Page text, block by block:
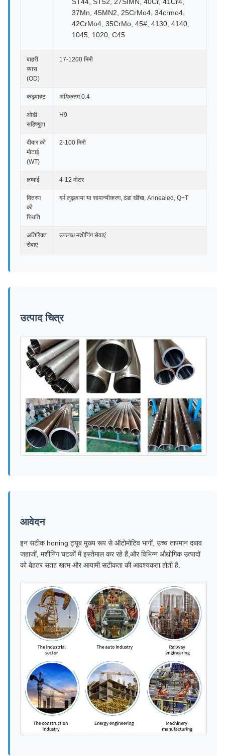
37Mn, 45MN2, 25CrMo4, 34crmo4,
42CrMo4, 35CrMo, 45#, 4130, 4140,
1045, 1020, C45
बाहरी
व्यास
(OD)
17-1200 मिमी
कड़वाहट अधिकतम 0.4
ओडी
सहिष्णुता
H9
दीवार की
मोटाई
(WT)
2-100 मिमी
लम्बाई 4-12 मीटर
वितरण
की
स्थिति
गर्म लुढ़काया या सामान्यीकरण, ठंडा खींचा, Annealed, Q+T
अतिरिक्त
सेवाएं
उपलब्ध मशीनिंग सेवाएं
उत्पाद चित्र
आवेदन
इन सटीक honing ट्यूब मुख्य रूप से ऑटोमोटिव भागों, उच्च तापमान दबाव
जहाजों, मशीनिंग घटकों में इस्तेमाल कर रहे हैं,और विभिन्न औद्योगिक उत्पादों
को बेहतर सतह खत्म और आयामी सटीकता की आवश्यकता होती है.